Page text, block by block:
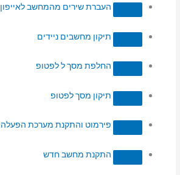
העברת שירים מהמחשב לאייפון
תיקון מחשבים ניידים
החלפת מסך ל לפטופ
תיקון מסך לפטופ
פירמוט והתקנת מערכת הפעלה
התקנת מחשב חדש